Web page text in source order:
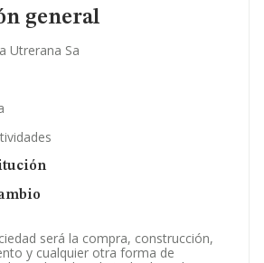
general
Utrerana Sa
será la compra, construcción,
y cualquier otra forma de
y registral complementaria.